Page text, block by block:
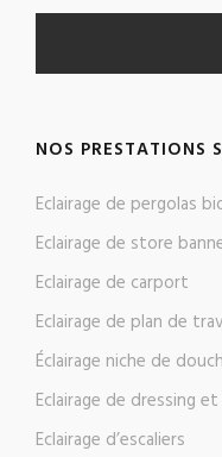
NOS PRESTATIONS
Eclairage de pergolas
Eclairage de store
Eclairage de carport
Eclairage de plan de
Éclairage niche de
Eclairage de dressing
Eclairage d’escaliers